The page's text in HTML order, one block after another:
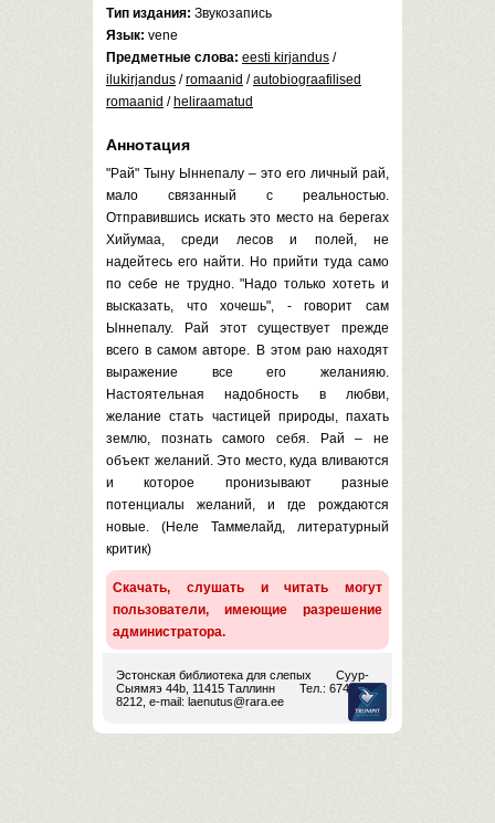
Тип издания: Звукозапись
Язык: vene
Предметные слова: eesti kirjandus /
ilukirjandus /romaanid /autobiograafilised
romaanid / heliraamatud
Аннотация
"Рай" Тыну Ыннепалу – это его личный рай,
мало связанный с реальностью.
Отправившись искать это место на берегах
Хийумаа, среди лесов и полей, не
надейтесь его найти. Но прийти туда само
по себе не трудно. "Надо только хотеть и
высказать, что хочешь", - говорит сам
Ыннепалу. Рай этот существует прежде
всего в самом авторе. В этом раю находят
выражение все его желанияю.
Настоятельная надобность в любви,
желание стать частицей природы, пахать
землю, познать самого себя. Рай – не
объект желаний. Это место, куда вливаются
и которое пронизывают разные
потенциалы желаний, и где рождаются
новые. (Неле Таммелайд, литературный
критик)
Скачать, слушать и читать могут
пользователи, имеющие разрешение
администратора.
Эстонская библиотека для слепых
Суур-
Сыямяэ 44b, 11415 Таллинн
Тел.: 674
8212, e-mail: laenutus@rara.ee